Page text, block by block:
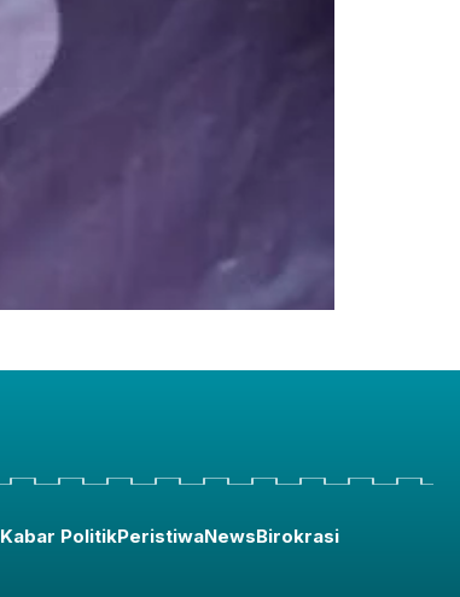
Kabar PolitikPeristiwaNewsBirokrasi